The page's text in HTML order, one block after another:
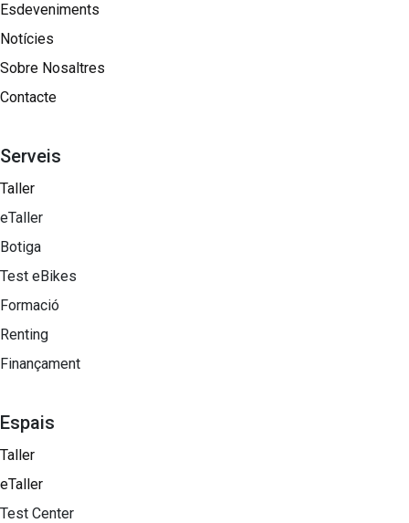
Esdeveniments
Notícies
Sobre Nosaltres​
Contacte
Serveis
Taller
eTaller
Botiga
Test eBikes
Formació
Renting
Finançament
Espais
Taller
eTaller
Test Center